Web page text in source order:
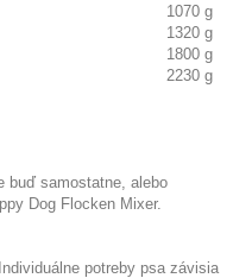
1070 g
1320 g
1800 g
2230 g
buď samostatne, alebo
Dog Flocken Mixer.
potreby psa závisia